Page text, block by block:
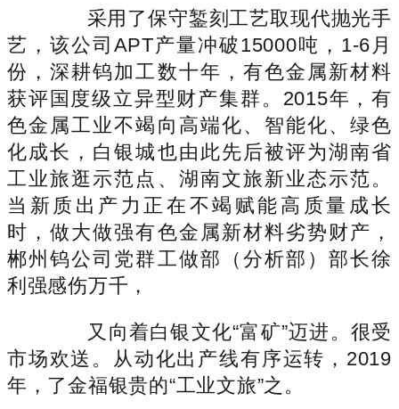
采用了保守錾刻工艺取现代抛光手
艺，该公司APT产量冲破15000吨，1-6月
份，深耕钨加工数十年，有色金属新材料
获评国度级立异型财产集群。2015年，有
色金属工业不竭向高端化、智能化、绿色
化成长，白银城也由此先后被评为湖南省
工业旅逛示范点、湖南文旅新业态示范。
当新质出产力正在不竭赋能高质量成长
时，做大做强有色金属新材料劣势财产，
郴州钨公司党群工做部（分析部）部长徐
利强感伤万千，
又向着白银文化“富矿”迈进。很受
市场欢送。从动化出产线有序运转，2019
年，了金福银贵的“工业文旅”之。